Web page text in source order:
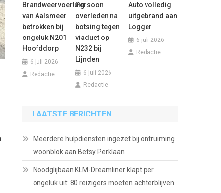
Brandweervoertuig
van Aalsmeer
betrokken bij
ongeluk N201
Hoofddorp
6 juli 2026
Redactie
Persoon
overleden na
botsing tegen
viaduct op
N232 bij
Lijnden
6 juli 2026
Redactie
Auto volledig
uitgebrand aan
Logger
6 juli 2026
Redactie
LAATSTE BERICHTEN
Meerdere hulpdiensten ingezet bij ontruiming
woonblok aan Betsy Perklaan
Noodglijbaan KLM-Dreamliner klapt per
ongeluk uit: 80 reizigers moeten achterblijven